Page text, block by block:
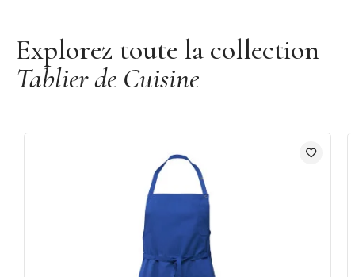
Explorez toute la collection
Tablier de Cuisine